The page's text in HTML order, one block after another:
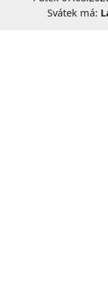
Svátek má: